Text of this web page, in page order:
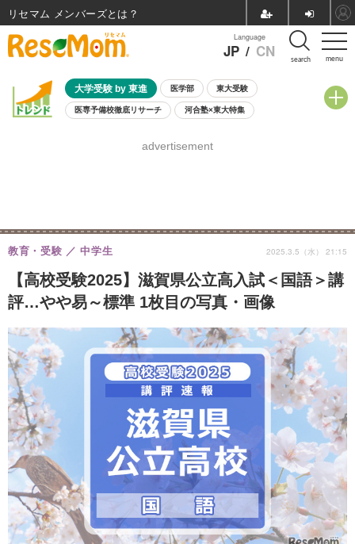
menu
Language
JP / CN search
大学受験 by 東進 医学部 東大受験
医専予備校徹底リサーチ 河合塾×東大特集
8月開催学校説明会・相談会
advertisement
【高校受験2025】滋賀県公立高入試＜国語＞講
評…やや易～標準 1枚目の写真・画像
教育・受験 中学生 2025.3.5（水） 21:15
リセマム メンバーズ